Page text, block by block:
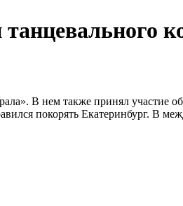
В нем также принял
покорять Екатеринбург. В